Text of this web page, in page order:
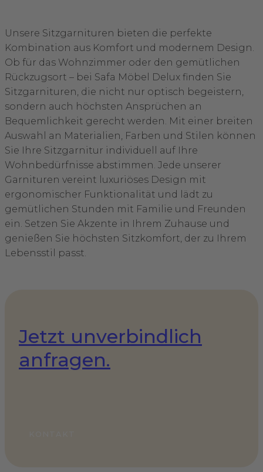
Unsere Sitzgarnituren bieten die perfekte
Kombination aus Komfort und modernem Design.
Ob für das Wohnzimmer oder den gemütlichen
Rückzugsort – bei Safa Möbel Delux finden Sie
Sitzgarnituren, die nicht nur optisch begeistern,
sondern auch höchsten Ansprüchen an
Bequemlichkeit gerecht werden. Mit einer breiten
Auswahl an Materialien, Farben und Stilen können
Sie Ihre Sitzgarnitur individuell auf Ihre
Wohnbedürfnisse abstimmen. Jede unserer
Garnituren vereint luxuriöses Design mit
ergonomischer Funktionalität und lädt zu
gemütlichen Stunden mit Familie und Freunden
ein. Setzen Sie Akzente in Ihrem Zuhause und
genießen Sie höchsten Sitzkomfort, der zu Ihrem
Lebensstil passt.
Jetzt unverbindlich
anfragen.